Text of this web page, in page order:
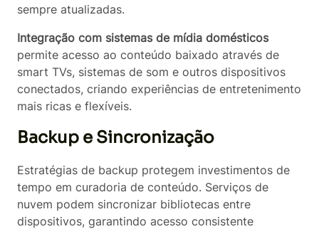
sempre atualizadas.
Integração com sistemas de mídia domésticos
permite acesso ao conteúdo baixado através de
smart TVs, sistemas de som e outros dispositivos
conectados, criando experiências de entretenimento
mais ricas e flexíveis.
Backup e Sincronização
Estratégias de backup protegem investimentos de
tempo em curadoria de conteúdo. Serviços de
nuvem podem sincronizar bibliotecas entre
dispositivos, garantindo acesso consistente